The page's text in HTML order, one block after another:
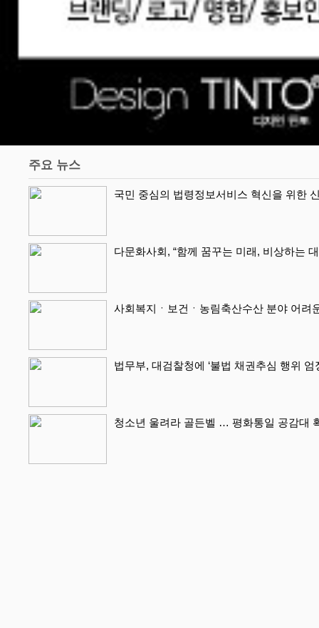
주요 뉴스
국민 중심의 법령정보서비스 혁신을 위한
다문화사회, “함께 꿈꾸는 미래, 비상하는
사회복지ㆍ보건ㆍ농림축산수산 분야 어려
법무부, 대검찰청에 ‘불법 채권추심 행위
청소년 울려라 골든벨 … 평화통일 공감대